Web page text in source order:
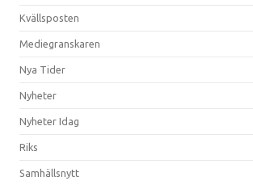
Kvällsposten
Mediegranskaren
Nya Tider
Nyheter
Nyheter Idag
Riks
Samhällsnytt